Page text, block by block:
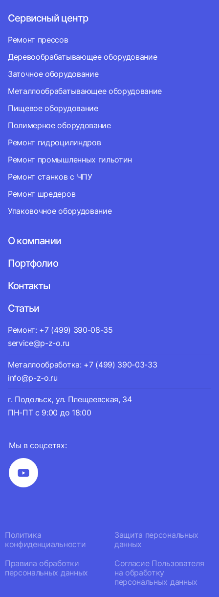
Мы в соцсетях:
Сервисный центр
Ремонт прессов
Деревообрабатывающее оборудование
Заточное оборудование
Металлообрабатывающее оборудование
Пищевое оборудование
Полимерное оборудование
Ремонт гидроцилиндров
Ремонт промышленных гильотин
Ремонт станков с ЧПУ
Ремонт шредеров
Упаковочное оборудование
О компании
Портфолио
Контакты
Статьи
Ремонт: +7 (499) 390-08-35
service@p-z-o.ru
Металлообработка: +7 (499) 390-03-33
info@p-z-o.ru
г. Подольск, ул. Плещеевская, 34
ПН-ПТ с 9:00 до 18:00
Политика
конфиденциальности
Защита персональных
данных
Правила обработки
персональных данных
Согласие Пользователя
на обработку
персональных данных